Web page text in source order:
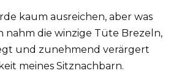
kaum ausreichen, aber was
nahm die winzige Tüte Brezeln,
und zunehmend verärgert
meines Sitznachbarn.